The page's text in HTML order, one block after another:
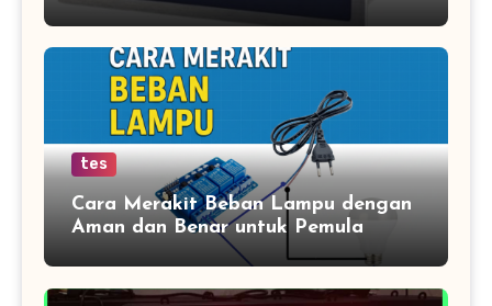
tes
Cara Merakit Beban Lampu dengan
Aman dan Benar untuk Pemula